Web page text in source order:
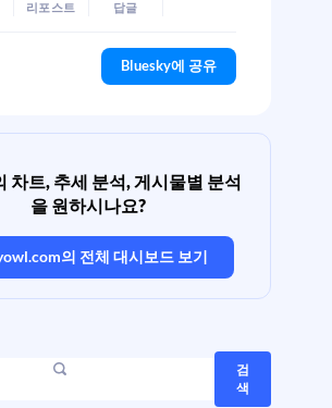
리포스트
답글
Bluesky에 공유
차트, 추세 분석, 게시물별 분석
을 원하시나요?
의 전체 대시보드 보기
검
색